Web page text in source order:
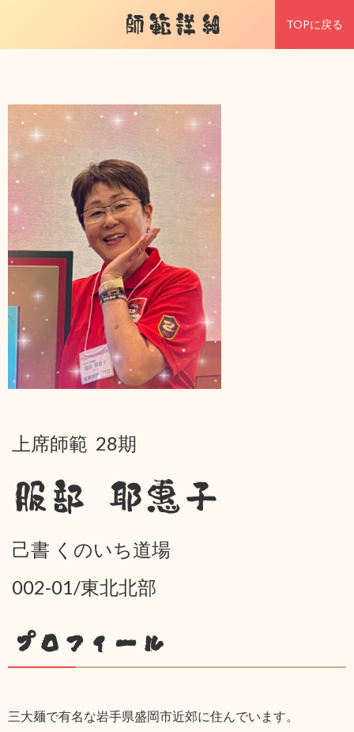
師範詳細 TOPに戻る
上席師範 28期
服部 耶惠子
己書 くのいち道場
002-01/東北北部
プロフィール
三大麺で有名な岩手県盛岡市近郊に住んでいます。